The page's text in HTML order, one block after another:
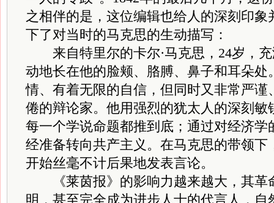
之相伴的是，这位编辑也给人的深刻印
下了对当时的马克思的生动描写：
来自特里尔的卡尔·马克思，24岁，充
动地长在他的脸颊、胳膊、鼻子和耳朵处
情、有着无限的自信，但同时又非常严谨
倦的辩论家。他用强烈的犹太人的深刻敏
每一个学说命题都推到底；通过对经济学
经准备转向共产主义。在马克思的带领下
开始丝毫不计后果地发表言论。
《莱茵报》的影响力越来越大，其革
明，甚至完全成为进步人士的代言人，自